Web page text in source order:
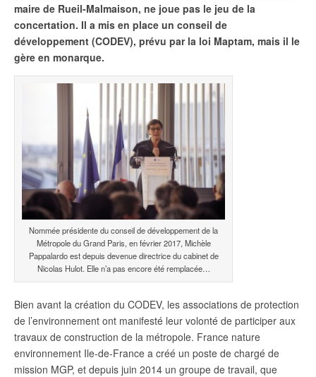
maire de Rueil-Malmaison, ne joue pas le jeu de la
concertation. Il a mis en place un conseil de
développement (CODEV), prévu par la loi Maptam, mais il le
gère en monarque.
Nommée présidente du conseil de développement de la
Métropole du Grand Paris, en février 2017, Michèle
Pappalardo est depuis devenue directrice du cabinet de
Nicolas Hulot. Elle n’a pas encore été remplacée…
Bien avant la création du CODEV, les associations de protection
de l’environnement ont manifesté leur volonté de participer aux
travaux de construction de la métropole. France nature
environnement Ile-de-France a créé un poste de chargé de
mission MGP, et depuis juin 2014 un groupe de travail, que